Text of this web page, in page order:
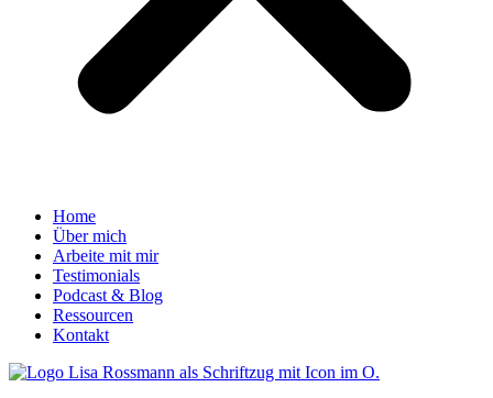
Home
Über mich
Arbeite mit mir
Testimonials
Podcast & Blog
Ressourcen
Kontakt